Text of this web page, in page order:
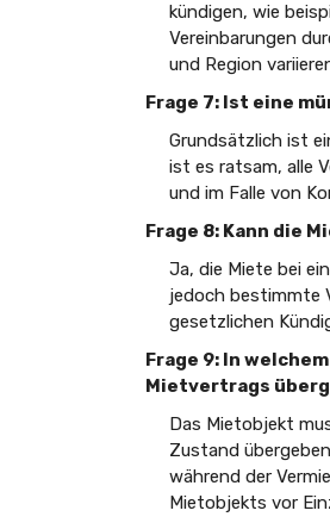
kündigen, wie
Vereinbarungen
und Region
Frage 7: Ist eine
Grundsätzlich ist
ist es ratsam, alle
und im Falle von
Frage 8: Kann die
Ja, die Miete bei
jedoch bestimmte
gesetzlichen
Frage 9: In
Mietvertrags
Das Mietobjekt
Zustand
während der
Mietobjekts vor